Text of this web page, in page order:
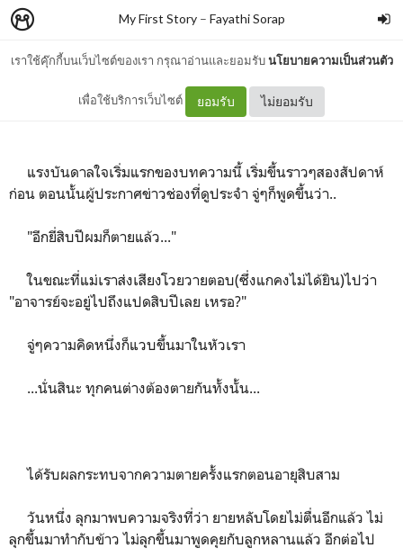
เราใช้คุ๊กกี้บนเว็บไซต์ของเรา กรุณาอ่านและยอมรับนโยบายความเป็นส่วนตัว
เพื่อใช้บริการเว็บไซต์ ยอมรับ ไม่ยอมรับ
My First Story– Fayathi Sorap
ความตาย...
แรงบันดาลใจเริ่มแรกของบทความนี้ เริ่มขึ้นราวๆสองสัปดาห์
ก่อน ตอนนั้นผู้ประกาศข่าวช่องที่ดูประจำ จู่ๆก็พูดขึ้นว่า..
"อีกยี่สิบปีผมก็ตายแล้ว..."
ในขณะที่แม่เราส่งเสียงโวยวายตอบ(ซึ่งแกคงไม่ได้ยิน)ไปว่า
"อาจารย์จะอยู่ไปถึงแปดสิบปีเลย เหรอ?"
จู่ๆความคิดหนึ่งก็แวบขึ้นมาในหัวเรา
...นั่นสินะ ทุกคนต่างต้องตายกันทั้งนั้น...
ได้รับผลกระทบจากความตายครั้งแรกตอนอายุสิบสาม
วันหนึ่ง ลุกมาพบความจริงที่ว่า ยายหลับโดยไม่ตื่นอีกแล้ว ไม่
ลุกขึ้นมาทำกับข้าว ไม่ลุกขึ้นมาพูดคุยกับลูกหลานแล้ว อีกต่อไป